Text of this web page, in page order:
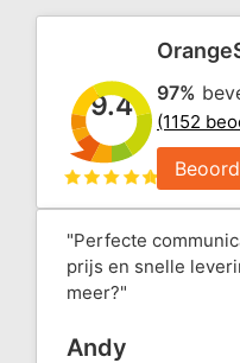
9.4 97%
(1152
"Perfecte
prijs en snelle
meer?"
Andy